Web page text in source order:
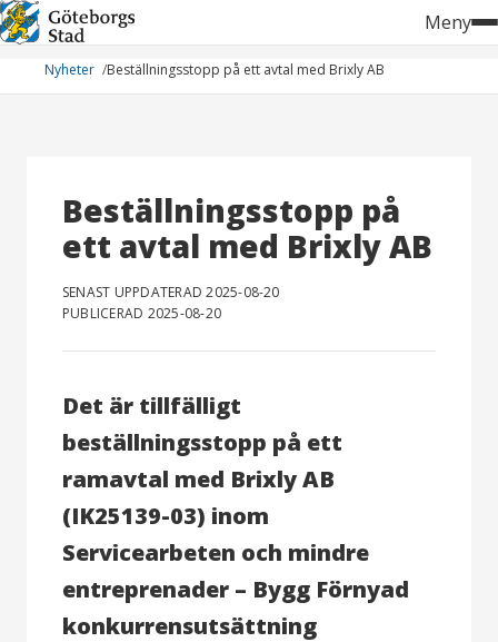
Hoppa
till
innehåll
Meny
Nyheter Beställningsstopp på ett avtal med Brixly AB
Beställningsstopp på
ett avtal med Brixly AB
SENAST UPPDATERAD 2025-08-20
PUBLICERAD 2025-08-20
Det är tillfälligt
beställningsstopp på ett
ramavtal med Brixly AB
(IK25139-03) inom
Servicearbeten och mindre
entreprenader – Bygg Förnyad
konkurrensutsättning